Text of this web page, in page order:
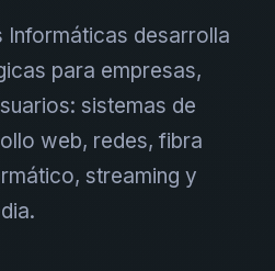
Informáticas desarrolla
para empresas,
sistemas de
web, redes, fibra
streaming y